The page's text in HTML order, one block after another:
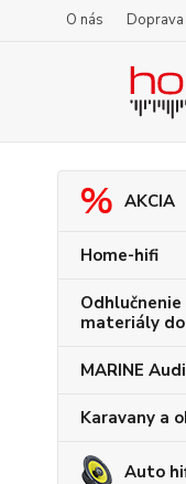
O nás
AKCIA
Home-hifi
materiály
MARINE
Karavany a
Auto